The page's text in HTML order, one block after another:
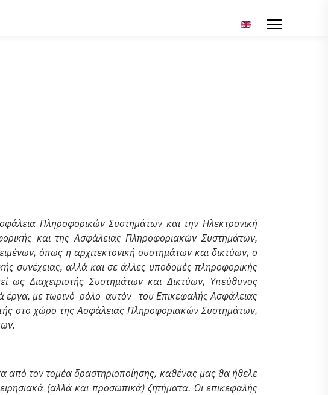
Επιλέξτε τη γλώσσα
Πληροφορικών Συστημάτων και την Ηλεκτρονική
και της Ασφάλειας Πληροφοριακών Συστημάτων,
όπως η αρχιτεκτονική συστημάτων και δικτύων, ο
συνέχειας, αλλά και σε άλλες υποδομές πληροφορικής
ως Διαχειριστής Συστημάτων και Δικτύων, Υπεύθυνος
έργα, με τωρινό ρόλο αυτόν του Επικεφαλής Ασφάλειας
στο χώρο της Ασφάλειας Πληροφοριακών Συστημάτων,
από τον τομέα δραστηριοποίησης, καθένας μας θα ήθελε
(αλλά και προσωπικά) ζητήματα. Οι επικεφαλής